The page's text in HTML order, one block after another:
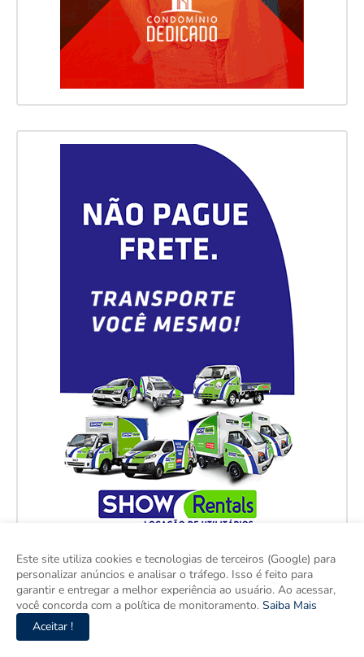
Este site utiliza cookies e tecnologias de terceiros (Google) para
personalizar anúncios e analisar o tráfego. Isso é feito para
garantir e entregar a melhor experiência ao usuário. Ao acessar,
você concorda com a política de monitoramento. Saiba Mais
Aceitar !